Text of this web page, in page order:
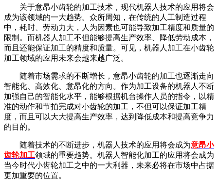
关于意昂小齿轮的加工技术，现代机器人技术的应用将会
成为该领域的一大趋势。众所周知，在传统的人工制造过程
中，耗时、劳动力大，人为因素也可能导致加工精度和质量的
限制。而机器人加工不但能够提高生产效率、降低劳动成本，
而且还能保证加工的精度和质量。可见，机器人加工在小齿轮
加工领域的应用未来会越来越广泛。
随着市场需求的不断增长，意昂小齿轮的加工也逐渐走向
智能化、高效化、意昂化的方向。作为加工设备的机器人不断
加强自己的智能化水平，能够根据机台操作人员的指令，以精
准的动作和节拍完成对小齿轮的加工，不但可以保证加工精
度，而且可以大大提高生产效率，达到降低成本和提高竞争力
的目的。
随着技术的不断进步，机器人技术的应用将会成为意昂小
齿轮加工领域的重要趋势。机器人智能化加工的应用将会成为
当今时代小齿轮加工之中的一大利器，未来必将在市场中占据
更加重要的位置。